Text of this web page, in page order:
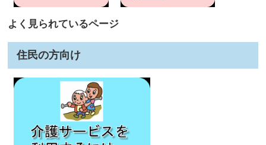
よく見られているページ
住民の方向け